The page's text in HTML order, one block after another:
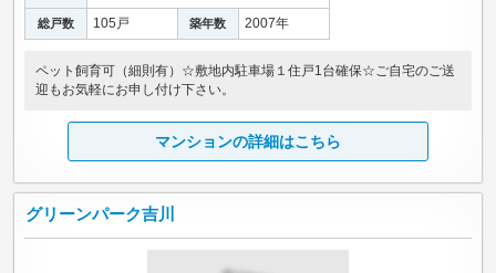
総戸数 105戸 築年数 2007年
ペット飼育可（細則有）☆敷地内駐車場１住戸1台確保☆ご自宅のご送
迎もお気軽にお申し付け下さい。
マンションの詳細はこちら
グリーンパーク吉川